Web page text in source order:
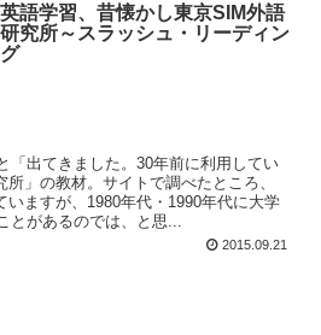
英語学習、昔懐かし東京SIM外語
研究所～スラッシュ・リーディン
グ
「出てきました。30年前に利用してい
」の教材。サイトで調べたところ、
ますが、1980年代・1990年代に大学
とがあるのでは、と思...
2015.09.21